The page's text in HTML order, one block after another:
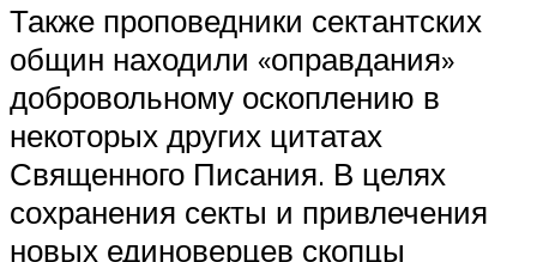
Также проповедники сектантских
общин находили «оправдания»
добровольному оскоплению в
некоторых других цитатах
Священного Писания. В целях
сохранения секты и привлечения
новых единоверцев скопцы